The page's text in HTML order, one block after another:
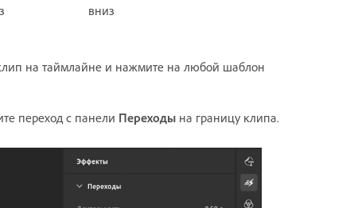
вниз
на таймлайне и нажмите на любой шаблон
переход с панели Переходы на границу клипа.